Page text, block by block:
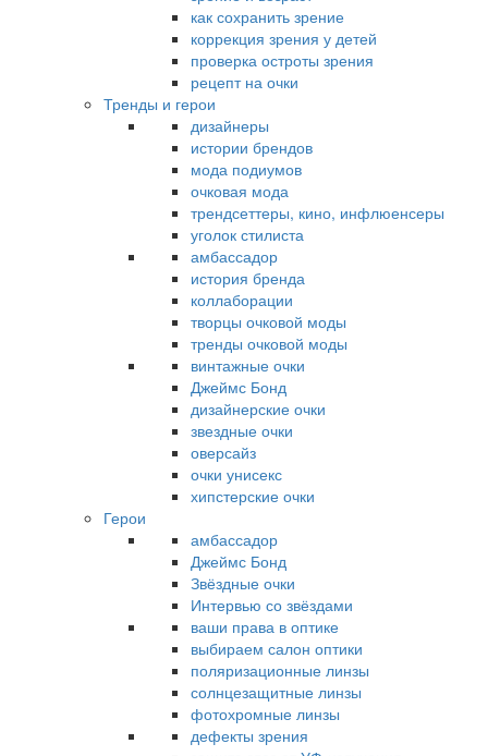
как сохранить зрение
коррекция зрения у детей
проверка остроты зрения
рецепт на очки
Тренды и герои
дизайнеры
истории брендов
мода подиумов
очковая мода
трендсеттеры, кино, инфлюенсеры
уголок стилиста
амбассадор
история бренда
коллаборации
творцы очковой моды
тренды очковой моды
винтажные очки
Джеймс Бонд
дизайнерские очки
звездные очки
оверсайз
очки унисекс
хипстерские очки
Герои
амбассадор
Джеймс Бонд
Звёздные очки
Интервью со звёздами
ваши права в оптике
выбираем салон оптики
поляризационные линзы
солнцезащитные линзы
фотохромные линзы
дефекты зрения